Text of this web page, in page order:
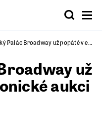
Pražský Palác Broadway už popáté v elektronické aukci
už
aukci